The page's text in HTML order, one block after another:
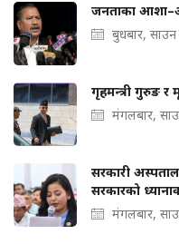
जनताका
बुधबार,
गृहमन्त्री गुरुङ र
मंगलबार,
सरकारी
सरकारको
मंगलबार,